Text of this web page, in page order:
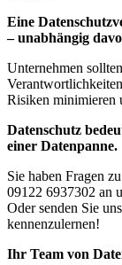
Eine
– unabhängig
Unternehmen
Risiken minimieren
Datenschutz
einer Datenpanne.
Sie haben Fragen
09122 6937302 an
Oder senden Sie
kennenzulernen!
Ihr Team von